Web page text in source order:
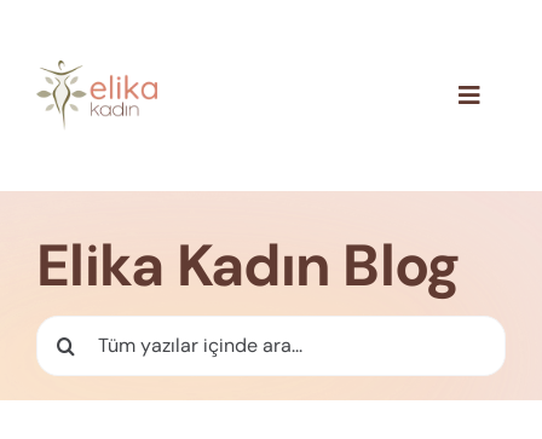
content
Toggle
İletişim
Elika Kadın Blog
Ara: